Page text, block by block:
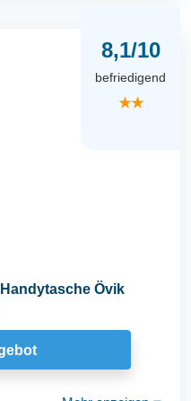
8,1/10
befriedigend
★★
Övik